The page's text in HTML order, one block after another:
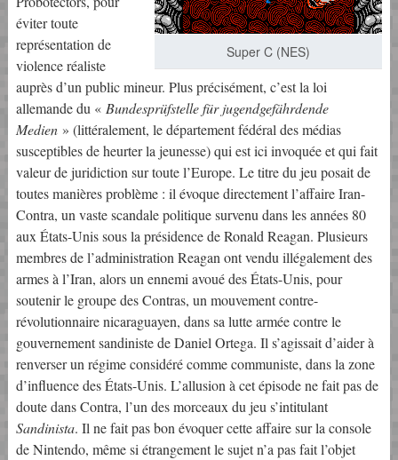
Super C (NES)
éviter toute
représentation de
violence réaliste
auprès d’un public mineur. Plus précisément, c’est la loi
allemande du « Bundesprüfstelle für jugendgefährdende
Medien» (littéralement, le département fédéral des médias
susceptibles de heurter la jeunesse) qui est ici invoquée et qui fait
valeur de juridiction sur toute l’Europe. Le titre du jeu posait de
toutes manières problème : il évoque directement l’affaire Iran-
Contra, un vaste scandale politique survenu dans les années 80
aux États-Unis sous la présidence de Ronald Reagan. Plusieurs
membres de l’administration Reagan ont vendu illégalement des
armes à l’Iran, alors un ennemi avoué des États-Unis, pour
soutenir le groupe des Contras, un mouvement contre-
révolutionnaire nicaraguayen, dans sa lutte armée contre le
gouvernement sandiniste de Daniel Ortega. Il s’agissait d’aider à
renverser un régime considéré comme communiste, dans la zone
d’influence des États-Unis. L’allusion à cet épisode ne fait pas de
doute dans Contra, l’un des morceaux du jeu s’intitulant
Sandinista. Il ne fait pas bon évoquer cette affaire sur la console
de Nintendo, même si étrangement le sujet n’a pas fait l’objet